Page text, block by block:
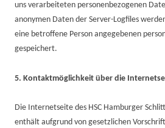
uns verarbeiteten personenbezogenen
anonymen Daten der Server-Logfiles
eine betroffene Person angegebenen
gespeichert.
5. Kontaktmöglichkeit über die
Die Internetseite des HSC Hamburger
enthält aufgrund von gesetzlichen